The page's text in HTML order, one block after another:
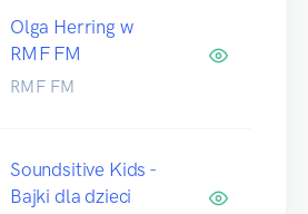
Olga Herring w
RMF FM
RMF FM
Soundsitive Kids -
Bajki dla dzieci